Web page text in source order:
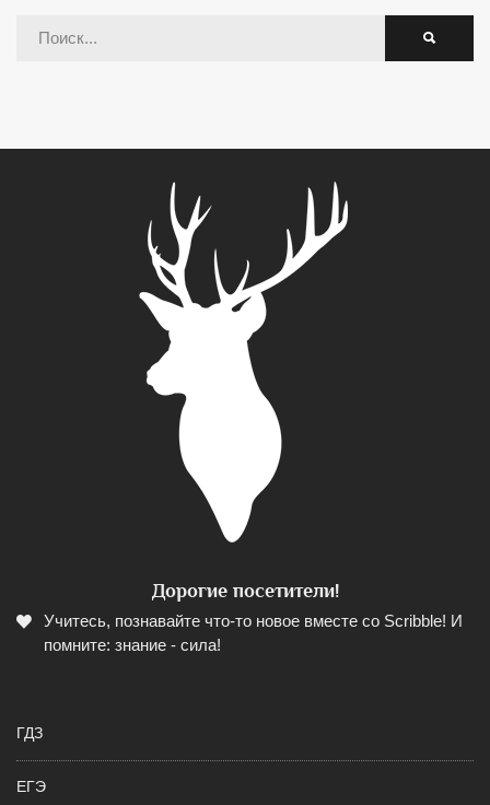
Дорогие посетители!
Учитесь, познавайте что-то новое вместе со Scribble! И
помните: знание - сила!
ГДЗ
ЕГЭ